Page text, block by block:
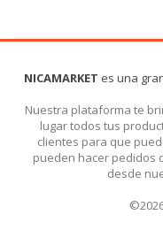
NICAMARKET es una
Nuestra plataforma te
lugar todos tus
clientes para que
pueden hacer pedidos
desde